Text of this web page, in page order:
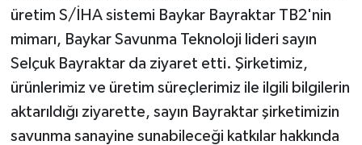
üretim S/İHA sistemi Baykar Bayraktar TB2'nin
mimarı, Baykar Savunma Teknoloji lideri sayın
Selçuk Bayraktar da ziyaret etti. Şirketimiz,
ürünlerimiz ve üretim süreçlerimiz ile ilgili bilgilerin
aktarıldığı ziyarette, sayın Bayraktar şirketimizin
savunma sanayine sunabileceği katkılar hakkında